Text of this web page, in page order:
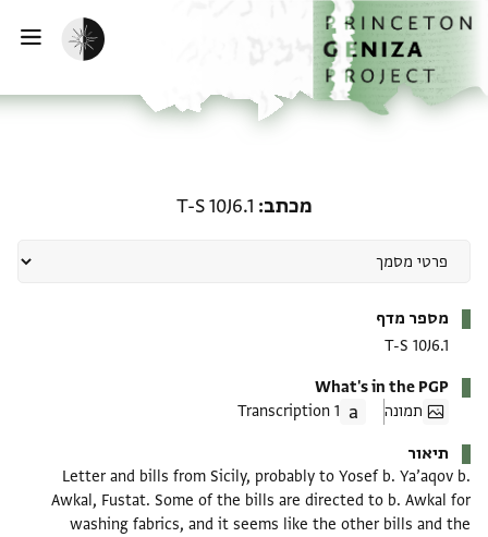
לתוכןהבית
הפעלת מצב כהה
מכתב T-S 10J6.1
מספר מדף
T-S 10J6.1
What's in the PGP
תמונה
1 Transcription
תיאור
Letter and bills from Sicily, probably to Yosef b. Ya’aqov b.
Awkal, Fustat. Some of the bills are directed to b. Awkal for
washing fabrics, and it seems like the other bills and the